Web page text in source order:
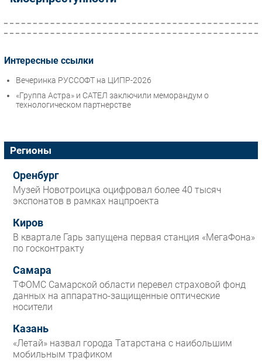
Интересные ссылки
Вечеринка РУССОФТ на ЦИПР-2026
«Группа Астра» и САТЕЛ заключили меморандум о
технологическом партнерстве
Регионы
Оренбург
Музей Новотроицка оцифровал более 40 тысяч
экспонатов в рамках нацпроекта
Киров
В квартале Гарь запущена первая станция «МегаФона»
по госконтракту
Самара
ТФОМС Самарской области перевел страховой фонд
данных на аппаратно-защищенные оптические
носители
Казань
«Летай» назвал города Татарстана с наибольшим
мобильным трафиком